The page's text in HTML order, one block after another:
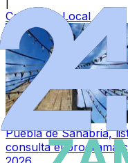
Categoría:Local
Puebla de Sanabria,
consulta el programa